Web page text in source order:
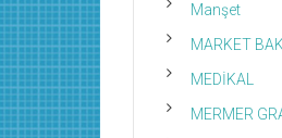
Manşet
MARKET
MEDİKAL
MERMER